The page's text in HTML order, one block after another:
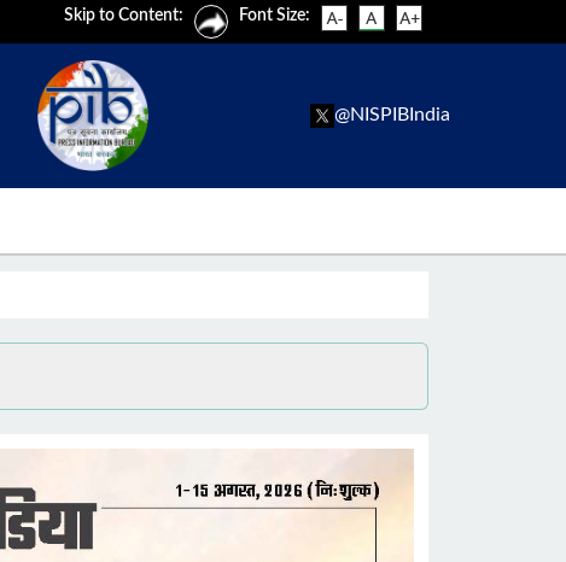
Skip to Content: Font Size:
@NISPIBIndia